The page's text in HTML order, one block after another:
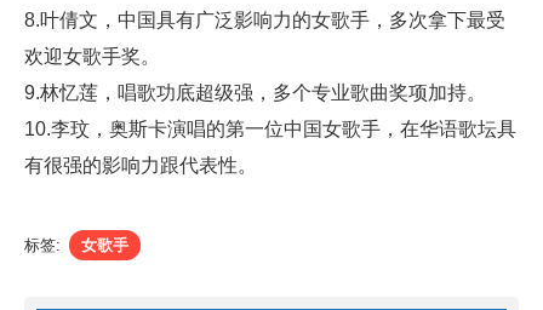
8.叶倩文，中国具有广泛影响力的女歌手，多次拿下最受
欢迎女歌手奖。
9.林忆莲，唱歌功底超级强，多个专业歌曲奖项加持。
10.李玟，奥斯卡演唱的第一位中国女歌手，在华语歌坛具
有很强的影响力跟代表性。
标签: 女歌手